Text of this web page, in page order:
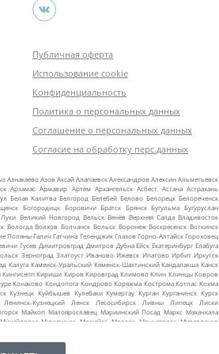
Публичная оферта
Использование cookie
Конфиденциальность
Политика о персональных данных
Соглашение о персональных данных
Согласие на обработку перс.данных
АзнакаевоАзовАксайАлапаевскАлександровАлексинАльметьевск
Арзамас Армавир Артём Архангельск Асбест Астана Астрахань
Белая Калитва Белгород Белебей Белово Белорецк Белореченск
Богородицк Боровичи Братск Брянск Бугульма Бугуруслан
Великий Новгород Вельск Венёв Верхняя Салда Владивосток
Вологда Волхов Волчанск Вольск Воронеж Воскресенск Воткинск
Поляны Галич Гатчина Геленджик Глазов Горно‑АлтайскГороховец
Гусев Димитровград Дмитров Дубна Ейск Екатеринбург Елабуга
Зерноград Златоуст Иваново Ижевск Ипатово Ирбит Иркутск
Калуга Каменск‑Уральский Каменск‑Шахтинский Кандалакша Канск
Кингисепп Кириши Киров Кировград Климово Клин Клинцы Ковров
Конаково Кондопога Кондрово Коряжма Кострома Котлас Кохма
Кузнецк Куйбышев Кулебаки Кумертау Курган Курганинск Курск
Ленинск‑Кузнецкий Ленск Лесосибирск Ливны Липецк
Лиски
Майкоп Малоярославец Мариинский Посад Маркс Махачкала
Михайловка Мичуринск Можайск Моздок Мончегорск Муравленко